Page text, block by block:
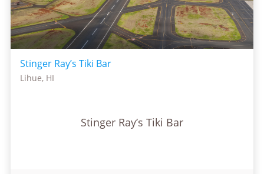
Stinger Ray’s Tiki Bar
Lihue, HI
Stinger Ray’s Tiki Bar